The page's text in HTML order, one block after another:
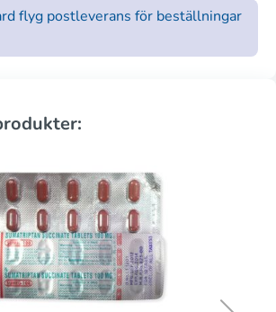
flyg postleverans för beställningar